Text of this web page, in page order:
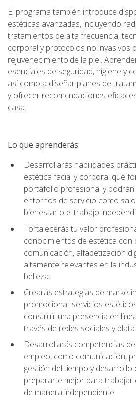
El programa también introduce
estéticas avanzadas, incluyendo
tratamientos de alta frecuencia,
corporal y protocolos no invasivos
rejuvenecimiento de la piel.
esenciales de seguridad, higiene y
así como a diseñar planes de
y ofrecer recomendaciones
casa.
Lo que aprenderás:
Desarrollarás habilidades
estética facial y corporal que
portafolio profesional y
entornos de servicio como
bienestar o el trabajo
Fortalecerás tu valor
conocimientos de estética con
comunicación, alfabetización
altamente relevantes en la
belleza.
Crearás estrategias de
promocionar servicios
construir una presencia en
través de redes sociales y
Desarrollarás competencias
empleo, como comunicación,
gestión del tiempo y desarrollo
prepararte mejor para trabajar
de manera independiente.